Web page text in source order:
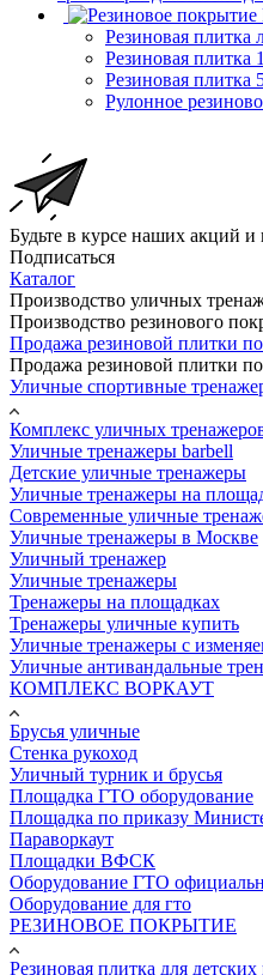
Резиновая плитка
Резиновая плитка
Резиновая плитка
Рулонное
Будьте в курсе наших акций и
Подписаться
Каталог
Производство уличных
Производство резинового
Продажа резиновой плитки
Продажа резиновой плитки
Уличные спортивные
Комплекс уличных
Уличные тренажеры barbell
Детские уличные тренажеры
Уличные тренажеры на
Современные уличные
Уличные тренажеры в Москве
Уличный тренажер
Уличные тренажеры
Тренажеры на площадках
Тренажеры уличные купить
Уличные тренажеры с
Уличные антивандальные
КОМПЛЕКС ВОРКАУТ
Брусья уличные
Стенка рукоход
Уличный турник и брусья
Площадка ГТО оборудование
Площадка по приказу
Параворкаут
Площадки ВФСК
Оборудование ГТО
Оборудование для гто
РЕЗИНОВОЕ ПОКРЫТИЕ
Резиновая плитка для